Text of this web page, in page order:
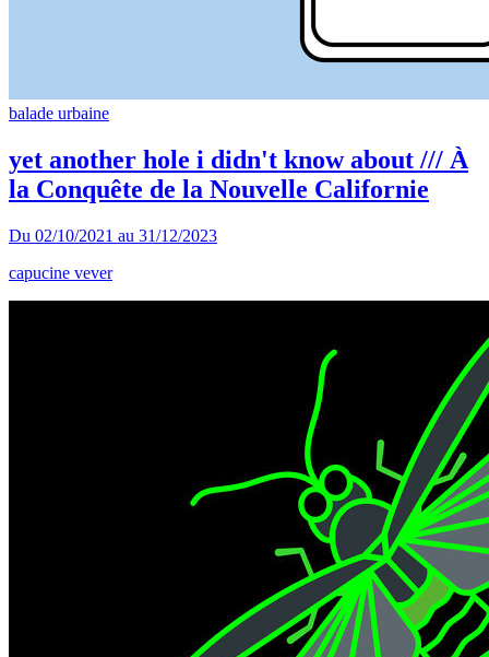
balade urbaine
yet another hole i didn't know about /// À
la Conquête de la Nouvelle Californie
Du 02/10/2021 au 31/12/2023
capucine vever